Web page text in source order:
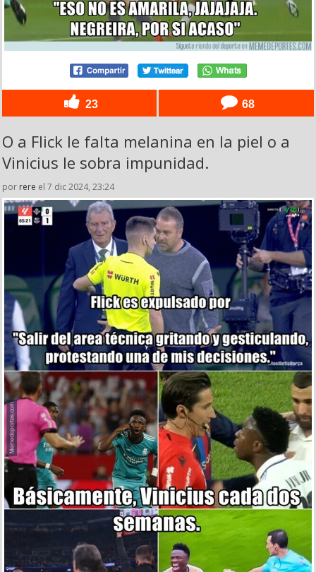
23 68
O a Flick le falta melanina en la piel o a
Vinicius le sobra impunidad.
por rere el 7 dic 2024, 23:24